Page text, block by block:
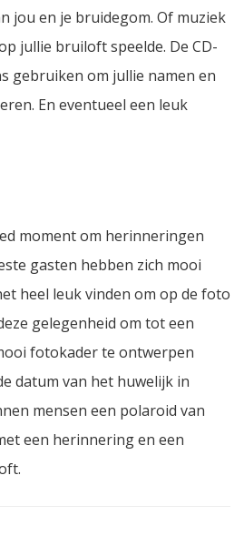
jou en je bruidegom. Of muziek
jullie bruiloft speelde. De CD-
gebruiken om jullie namen en
En eventueel een leuk
moment om herinneringen
gasten hebben zich mooi
heel leuk vinden om op de foto
gelegenheid om tot een
fotokader te ontwerpen
datum van het huwelijk in
mensen een polaroid van
een herinnering en een